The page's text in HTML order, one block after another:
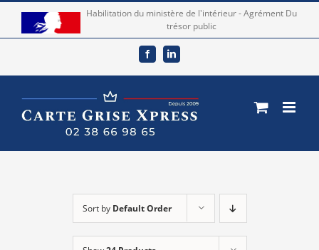
Habilitation du ministère de l'intérieur - Agrément Du
trésor public
FacebookLinkedIn
Sort by Default Order